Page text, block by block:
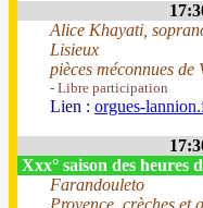
Alice Khayati,
Lisieux
pièces méconnues
- Libre participation
Lien : orgues-
Xxx° saison des heures
Farandouleto
Provence, crèches et